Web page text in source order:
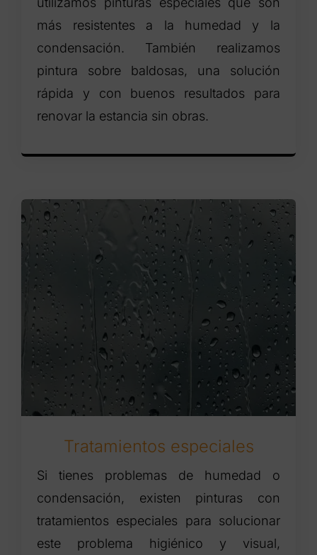
más resistentes a la humedad y la
condensación. También realizamos
pintura sobre baldosas, una solución
rápida y con buenos resultados para
renovar la estancia sin obras.
Tratamientos especiales
Si tienes problemas de humedad o
condensación, existen pinturas con
tratamientos especiales para solucionar
este problema higiénico y visual,